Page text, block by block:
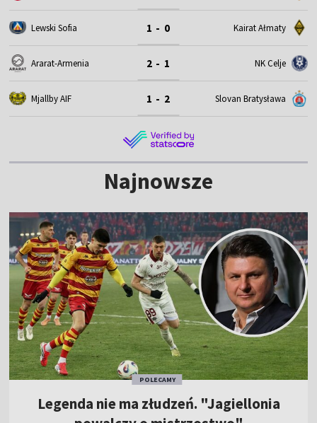
Lewski Sofia 1 - 0 Kairat Ałmaty
Ararat-Armenia 2 - 1 NK Celje
Mjallby AIF 1 - 2 Slovan Bratysława
Najnowsze
POLECAMY
Legenda nie ma złudzeń. "Jagiellonia